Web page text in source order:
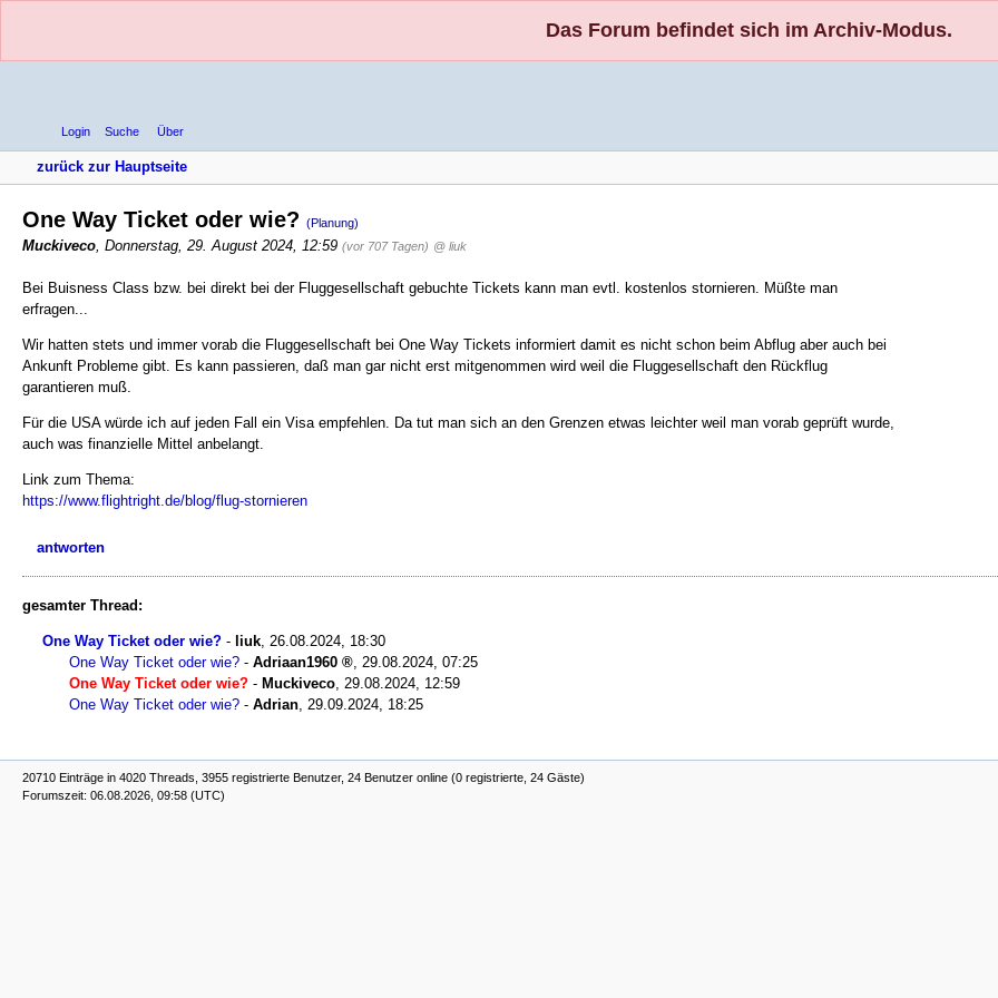
Das Forum befindet sich im Archiv-Modus.
Login Suche Über
zurück zur Hauptseite
One Way Ticket oder wie? (Planung)
Muckiveco Donnerstag, 29. August 2024, 12:59 (vor 707 Tagen) @ liuk
Bei Buisness Class bzw. bei direkt bei der Fluggesellschaft gebuchte Tickets kann man evtl. kostenlos stornieren. Müßte man
erfragen...
Wir hatten stets und immer vorab die Fluggesellschaft bei One Way Tickets informiert damit es nicht schon beim Abflug aber auch bei
Ankunft Probleme gibt. Es kann passieren, daß man gar nicht erst mitgenommen wird weil die Fluggesellschaft den Rückflug
garantieren muß.
Für die USA würde ich auf jeden Fall ein Visa empfehlen. Da tut man sich an den Grenzen etwas leichter weil man vorab geprüft wurde,
auch was finanzielle Mittel anbelangt.
Link zum Thema:
https://www.flightright.de/blog/flug-stornieren
antworten
gesamter Thread:
One Way Ticket oder wie? - liuk, 26.08.2024, 18:30
One Way Ticket oder wie? - Adriaan1960 , 29.08.2024, 07:25
One Way Ticket oder wie? - Muckiveco, 29.08.2024, 12:59
One Way Ticket oder wie? - Adrian, 29.09.2024, 18:25
20710 Einträge in 4020 Threads, 3955 registrierte Benutzer, 24 Benutzer online (0 registrierte, 24 Gäste)
Forumszeit: 06.08.2026, 09:58 (UTC)